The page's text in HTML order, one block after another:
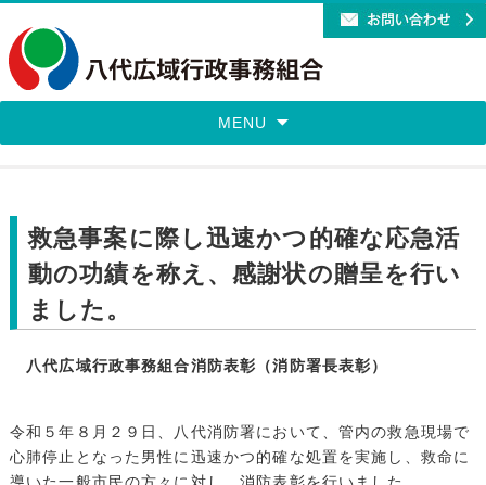
MENU
救急事案に際し迅速かつ的確な応急活
動の功績を称え、感謝状の贈呈を行い
ました。
八代広域行政事務組合消防表彰（消防署長表彰）
令和５年８月２９日、八代消防署において、管内の救急現場で
心肺停止となった男性に迅速かつ的確な処置を実施し、救命に